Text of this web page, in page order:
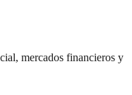
mercados financieros y